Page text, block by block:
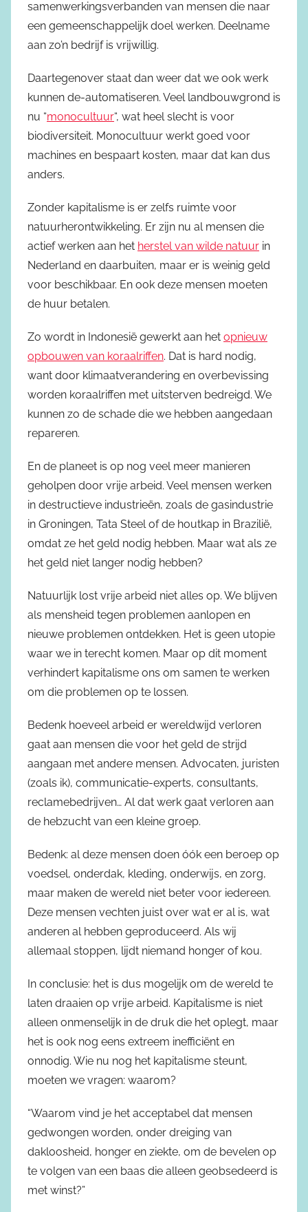
samenwerkingsverbanden van mensen die naar
een gemeenschappelijk doel werken. Deelname
aan zo’n bedrijf is vrijwillig.
Daartegenover staat dan weer dat we ook werk
kunnen de-automatiseren. Veel landbouwgrond is
nu “monocultuur“, wat heel slecht is voor
biodiversiteit. Monocultuur werkt goed voor
machines en bespaart kosten, maar dat kan dus
anders.
Zonder kapitalisme is er zelfs ruimte voor
natuurherontwikkeling. Er zijn nu al mensen die
actief werken aan het herstel van wilde natuur in
Nederland en daarbuiten, maar er is weinig geld
voor beschikbaar. En ook deze mensen moeten
de huur betalen.
Zo wordt in Indonesië gewerkt aan het opnieuw
opbouwen van koraalriffen. Dat is hard nodig,
want door klimaatverandering en overbevissing
worden koraalriffen met uitsterven bedreigd. We
kunnen zo de schade die we hebben aangedaan
repareren.
En de planeet is op nog veel meer manieren
geholpen door vrije arbeid. Veel mensen werken
in destructieve industrieën, zoals de gasindustrie
in Groningen, Tata Steel of de houtkap in Brazilië,
omdat ze het geld nodig hebben. Maar wat als ze
het geld niet langer nodig hebben?
Natuurlijk lost vrije arbeid niet alles op. We blijven
als mensheid tegen problemen aanlopen en
nieuwe problemen ontdekken. Het is geen utopie
waar we in terecht komen. Maar op dit moment
verhindert kapitalisme ons om samen te werken
om die problemen op te lossen.
Bedenk hoeveel arbeid er wereldwijd verloren
gaat aan mensen die voor het geld de strijd
aangaan met andere mensen. Advocaten, juristen
(zoals ik), communicatie-experts, consultants,
reclamebedrijven… Al dat werk gaat verloren aan
de hebzucht van een kleine groep.
Bedenk: al deze mensen doen óók een beroep op
voedsel, onderdak, kleding, onderwijs, en zorg,
maar maken de wereld niet beter voor iedereen.
Deze mensen vechten juist over wat er al is, wat
anderen al hebben geproduceerd. Als wij
allemaal stoppen, lijdt niemand honger of kou.
In conclusie: het is dus mogelijk om de wereld te
laten draaien op vrije arbeid. Kapitalisme is niet
alleen onmenselijk in de druk die het oplegt, maar
het is ook nog eens extreem inefficiënt en
onnodig. Wie nu nog het kapitalisme steunt,
moeten we vragen: waarom?
“Waarom vind je het acceptabel dat mensen
gedwongen worden, onder dreiging van
dakloosheid, honger en ziekte, om de bevelen op
te volgen van een baas die alleen geobsedeerd is
met winst?”